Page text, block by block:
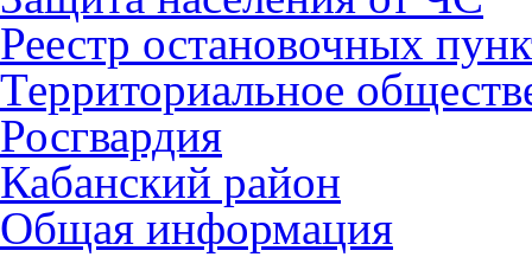
Реестр остановочных
Территориальное
Росгвардия
Кабанский район
Общая информация